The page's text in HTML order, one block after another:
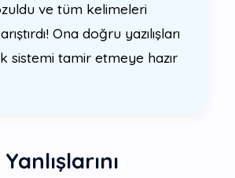
ve tüm kelimeleri
Ona doğru yazılışları
sistemi tamir etmeye hazır